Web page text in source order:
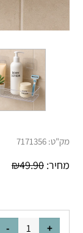
מק"ט: 7171356
מחיר: ₪49.90